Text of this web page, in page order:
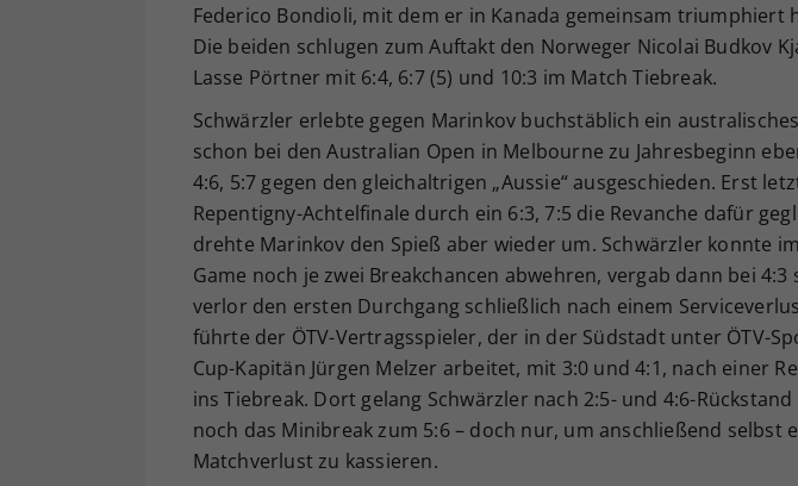
Federico Bondioli, mit dem er in Kanada gemeinsam triumphiert
Die beiden schlugen zum Auftakt den Norweger Nicolai Budkov
Lasse Pörtner mit 6:4, 6:7 (5) und 10:3 im Match Tiebreak.
Schwärzler erlebte gegen Marinkov buchstäblich ein
schon bei den Australian Open in Melbourne zu Jahresbeginn
4:6, 5:7 gegen den gleichaltrigen „Aussie“ ausgeschieden. Erst
Repentigny-Achtelfinale durch ein 6:3, 7:5 die Revanche dafür
drehte Marinkov den Spieß aber wieder um. Schwärzler konnte
Game noch je zwei Breakchancen abwehren, vergab dann bei
verlor den ersten Durchgang schließlich nach einem
führte der ÖTV-Vertragsspieler, der in der Südstadt unter ÖTV-
Cup-Kapitän Jürgen Melzer arbeitet, mit 3:0 und 4:1, nach einer
ins Tiebreak. Dort gelang Schwärzler nach 2:5- und 4:6-
noch das Minibreak zum 5:6 – doch nur, um anschließend selbst
Matchverlust zu kassieren.